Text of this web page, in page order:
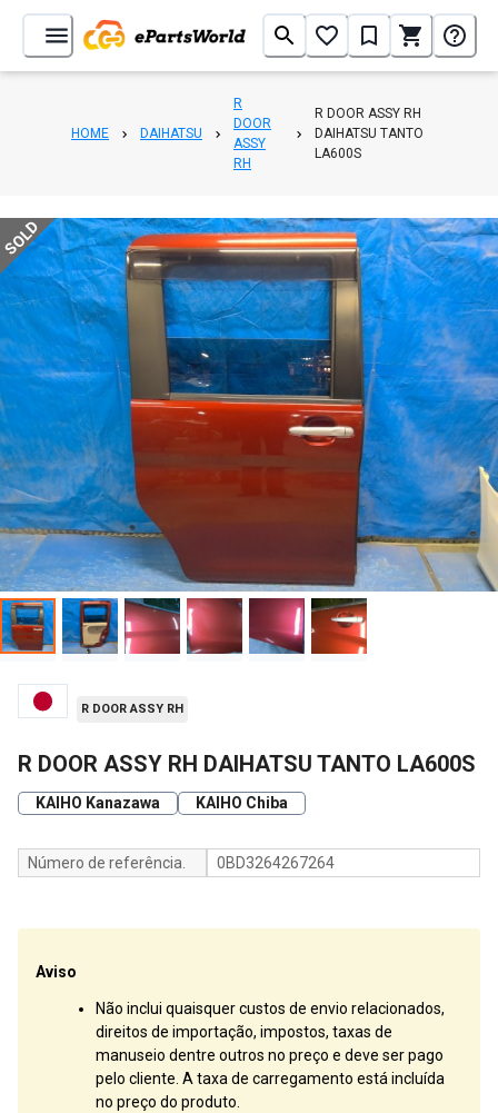
HOME DAIHATSU
R
DOOR
ASSY
RH
R DOOR ASSY RH
DAIHATSU TANTO
LA600S
1/6
SOLD
R DOOR ASSY RH
R DOOR ASSY RH DAIHATSU TANTO LA600S
KAIHO Kanazawa KAIHO Chiba
Número de referência. 0BD3264267264
Aviso
Não inclui quaisquer custos de envio relacionados,
direitos de importação, impostos, taxas de
manuseio dentre outros no preço e deve ser pago
pelo cliente. A taxa de carregamento está incluída
no preço do produto.